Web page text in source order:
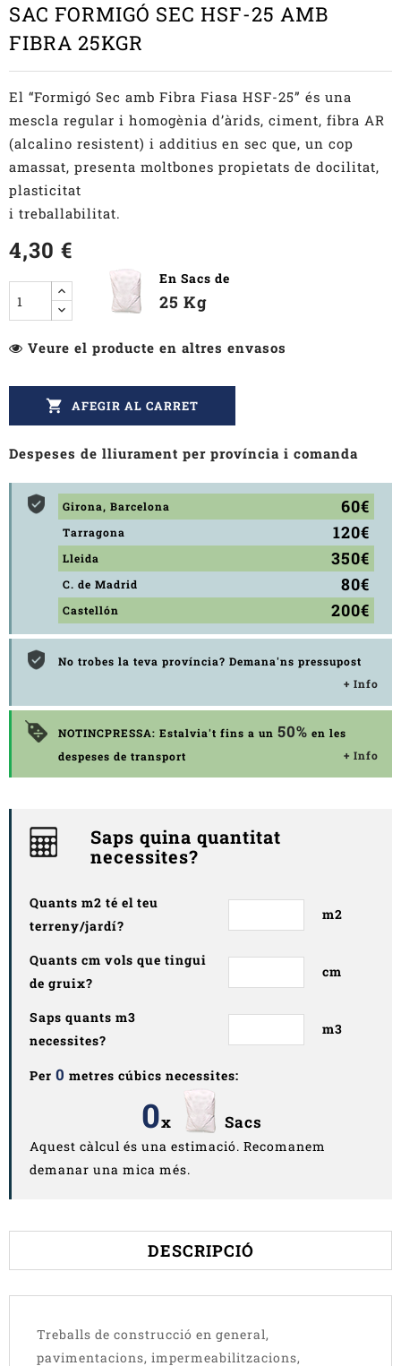
SAC FORMIGÓ SEC HSF-25 AMB
FIBRA 25KGR
El “Formigó Sec amb Fibra Fiasa HSF-25” és una
mescla regular i homogènia d’àrids, ciment, fibra AR
(alcalino resistent) i additius en sec que, un cop
amassat, presenta moltbones propietats de docilitat,
plasticitat
i treballabilitat.
4,30 €
En Sacs de
25 Kg
Veure el producte en altres envasos
 AFEGIR AL CARRET
Despeses de lliurament per província i comanda
Girona, Barcelona 60€
Tarragona 120€
Lleida 350€
C. de Madrid 80€
Castellón 200€
No trobes la teva província? Demana'ns pressupost
+ Info
NOTINCPRESSA: Estalvia't fins a un 50% en les
despeses de transport
+ Info
Saps quina quantitat
necessites?
Quants m2 té el teu
terreny/jardí?
m2
Quants cm vols que tingui
de gruix?
cm
Saps quants m3
necessites?
m3
Per 0 metres cúbics necessites:
0x Sacs
Aquest càlcul és una estimació. Recomanem
demanar una mica més.
DESCRIPCIÓ
Treballs de construcció en general,
pavimentacions, impermeabilitzacions,